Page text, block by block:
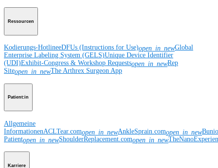
Ressourcen
Kodierungs-HotlineeDFUs (Instructions for Use)open_in_newGlobal
Enterprise Labeling System (GELS)Unique Device Identifier
(UDI)Exhibit-Congress & Workshop Requestsopen_in_newRep
Siteopen_in_newThe Arthrex Surgeon App
Patient:in
Allgemeine
InformationenACLTear.comopen_in_newAnkleSprain.comopen_in_new
Patientopen_in_newShoulderReplacement.comopen_in_new
Karriere